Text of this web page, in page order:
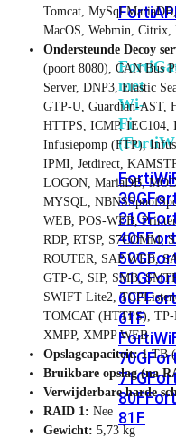
FortiAP
met
Wi-
Fi
30G
31G
40F
50G
51G
60F
61F
70G
71G
80F
81F
Tomcat, MySql
MacOS, Webmin, Citrix,
Ondersteunde Decoy
(poort 8080), CAN Bus
Server, DNP3, Elastic
GTP-U, Guardian-AST,
HTTPS, ICMP,
Infusiepomp (FTP),
IPMI, Jetdirect,
LOGON, MariaDB,
MYSQL,
WEB, POS-WEB,
RDP, RTSP, S7COMM,
ROUTER, SAP WEB,
GTP-C, SIP, SMB,
SWIFT Lite2,
TOMCAT (HTTPS),
XMPP, XMPP WEB
Opslagcapaciteit:1 TB
Bruikbare opslag (na
Verwijderbare harde
RAID 1: Nee
Gewicht: 5,73 kg